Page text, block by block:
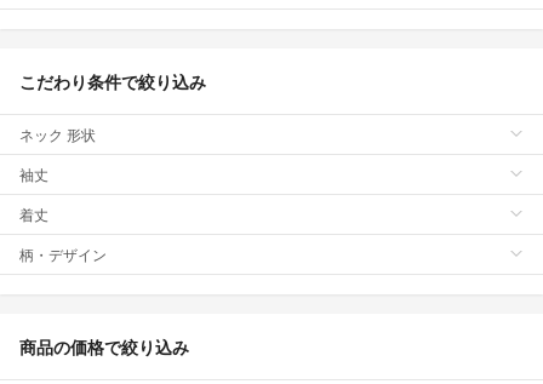
こだわり条件で絞り込み
ネック 形状
袖丈
着丈
柄・デザイン
商品の価格で絞り込み